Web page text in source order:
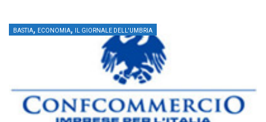
BASTIA, ECONOMIA, IL GIORNALE DELL'UMBRIA